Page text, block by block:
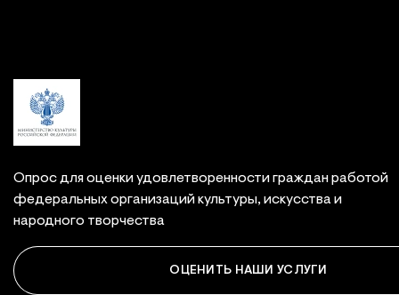
Опрос для оценки удовлетворенности граждан работой
федеральных организаций культуры, искусства и
народного творчества
ОЦЕНИТЬ НАШИ УСЛУГИ